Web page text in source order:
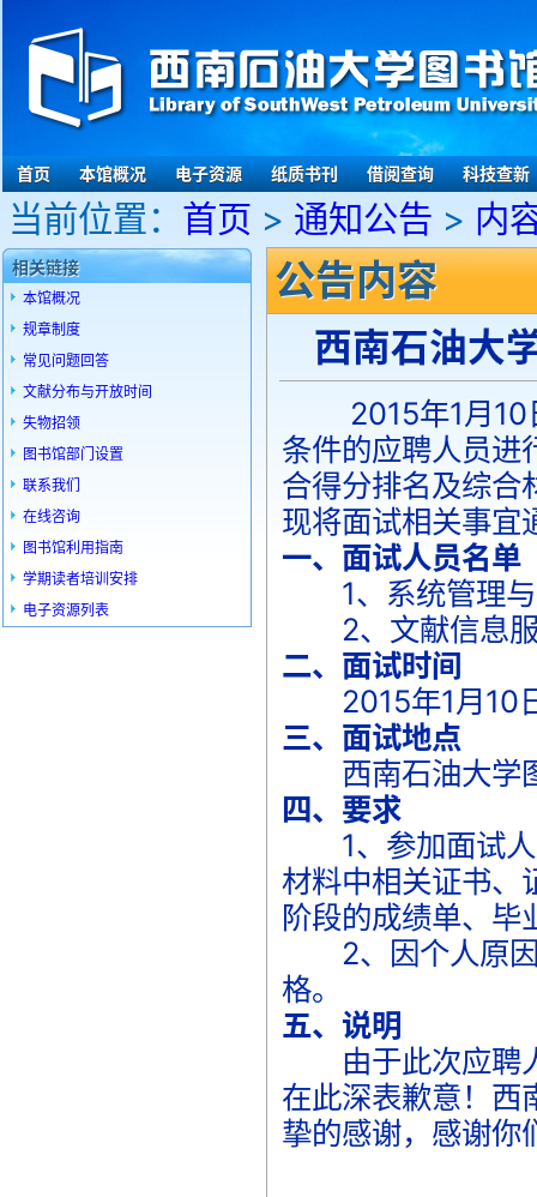
首页 本馆概况 电子资源 纸质书刊 借阅查询 科技查新
当前位置： 首页 > 通知公告 > 内
相关链接
本馆概况
规章制度
常见问题回答
文献分布与开放时间
失物招领
图书馆部门设置
联系我们
在线咨询
图书馆利用指南
学期读者培训安排
电子资源列表
公告内容
西南石油大
2015年1月10日
条件的应聘人员进
合得分排名及综合
现将面试相关事宜
一、面试人员名单
1、系统管理
2、文献信
二、面试时间
2015年1月10
三、面试地点
西南石油大学
四、要求
1、参加面试人
材料中相关证书、
阶段的成绩单、毕
2、因个人原因
格。
五、说明
由于此次应聘人
在此深表歉意！西
挚的感谢，感谢你